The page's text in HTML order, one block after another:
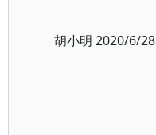
胡小明 2020/6/28